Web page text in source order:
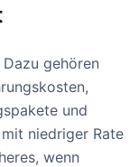
gehören
und
niedriger Rate
wenn